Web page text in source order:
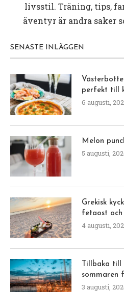
livsstil. Träning, tips,
äventyr är andra saker
SENASTE INLÄGGEN
perfekt till
6 augusti,
Melon
5 augusti,
Grekisk
fetaost
4 augusti,
Tillbaka
sommaren
3 augusti,